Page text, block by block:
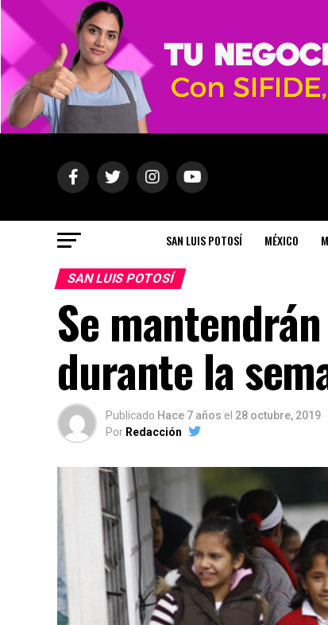
SAN LUIS POTOSÍ MÉXICO
SAN LUIS POTOSÍ
Se
durante la
Publicado Hace 7 años el 28 octubre, 2019
Por Redacción